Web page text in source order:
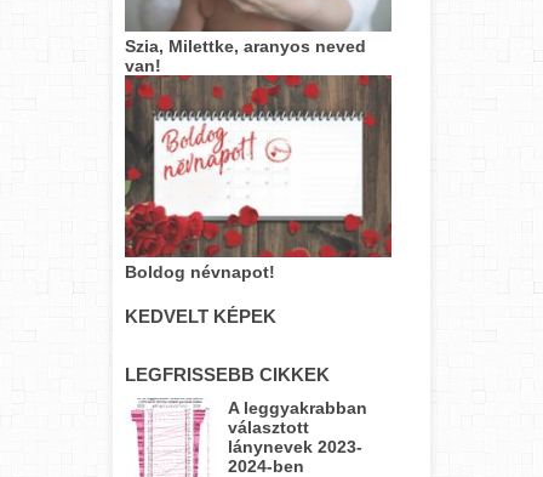
Szia, Milettke, aranyos neved
van!
Boldog névnapot!
KEDVELT KÉPEK
LEGFRISSEBB CIKKEK
A leggyakrabban
választott
lánynevek 2023-
2024-ben